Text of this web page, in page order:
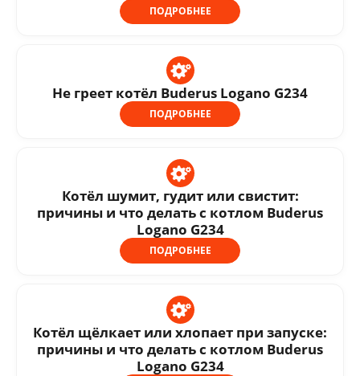
ПОДРОБНЕЕ
Не греет котёл Buderus Logano G234
ПОДРОБНЕЕ
Котёл шумит, гудит или свистит:
причины и что делать с котлом Buderus
Logano G234
ПОДРОБНЕЕ
Котёл щёлкает или хлопает при запуске:
причины и что делать с котлом Buderus
Logano G234